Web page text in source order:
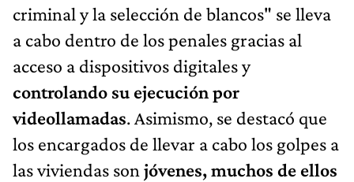
criminal y la selección de blancos" se lleva
a cabo dentro de los penales gracias al
acceso a dispositivos digitales y
controlando su ejecución por
videollamadas. Asimismo, se destacó que
los encargados de llevar a cabo los golpes a
las viviendas son jóvenes, muchos de ellos